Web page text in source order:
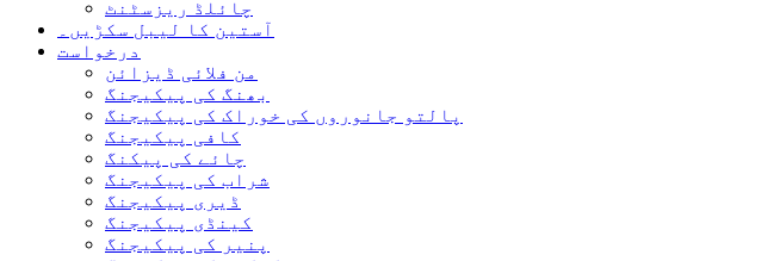
چائلڈ ریزسٹنٹ
آستین کا لیبل سکڑیں۔
درخواست
من فلائی ڈیزائن
بھنگ کی پیکیجنگ
پالتو جانوروں کی خوراک کی پیکیجنگ
کافی پیکیجنگ
چائے کی پیکنگ
شراب کی پیکیجنگ
ڈیری پیکیجنگ
کینڈی پیکیجنگ
پنیر کی پیکیجنگ